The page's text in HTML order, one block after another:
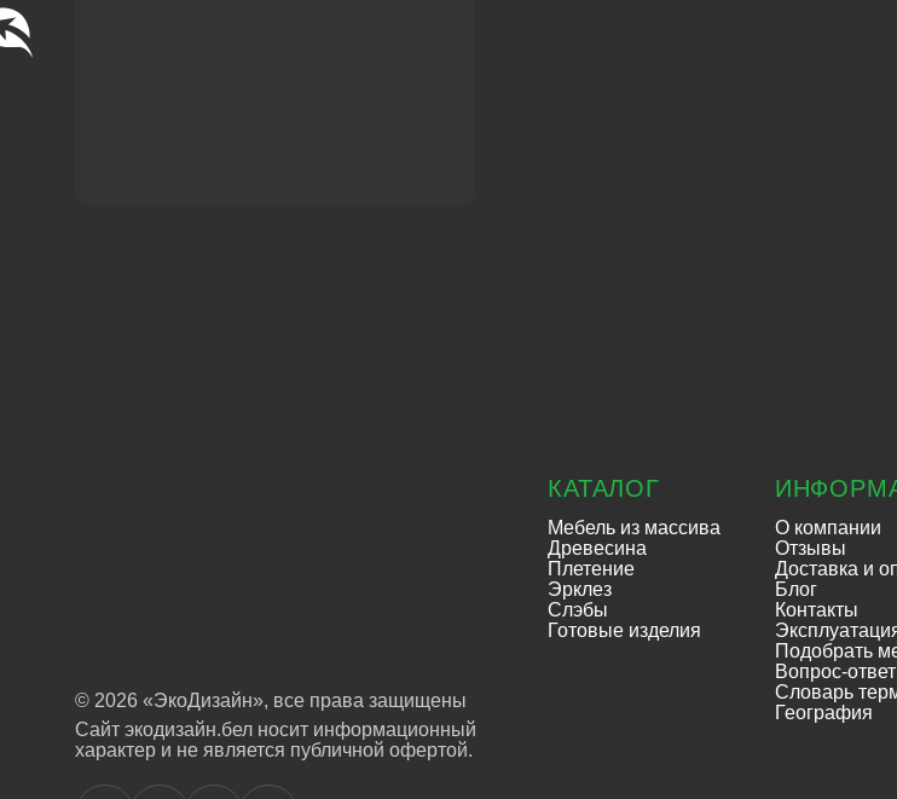
© 2026 «ЭкоДизайн», все права защищены
Сайт экодизайн.бел носит информационный
характер и не является публичной офертой.
КАТАЛОГ
Мебель из массива
Древесина
Плетение
Эрклез
Слэбы
Готовые изделия
О компании
Отзывы
Доставка и
Блог
Контакты
Подобрать
Вопрос-ответ
Словарь
География